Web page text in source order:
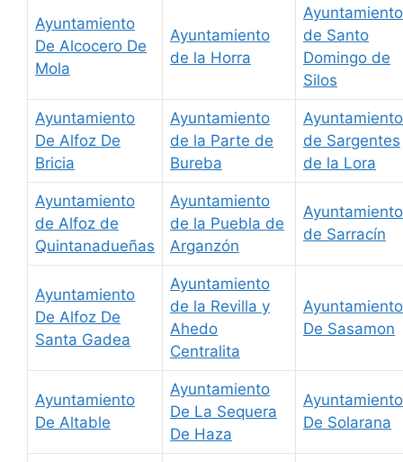
Ayuntamiento
De Alcocero De
Mola
Ayuntamiento
de la Horra
Ayuntamiento
de Santo
Domingo de
Silos
Ayuntamiento
De Alfoz De
Bricia
Ayuntamiento
de la Parte de
Bureba
Ayuntamiento
de Sargentes
de la Lora
Ayuntamiento
de Alfoz de
Quintanadueñas
Ayuntamiento
de la Puebla de
Arganzón
Ayuntamiento
de Sarracín
Ayuntamiento
De Alfoz De
Santa Gadea
Ayuntamiento
de la Revilla y
Ahedo
Centralita
Ayuntamiento
De Sasamon
Ayuntamiento
De Altable
Ayuntamiento
De La Sequera
De Haza
Ayuntamiento
De Solarana